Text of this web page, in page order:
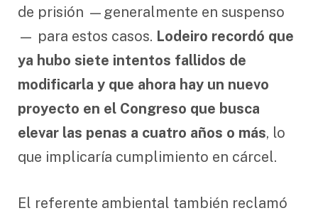
de prisión —generalmente en suspenso
— para estos casos. Lodeiro recordó que
ya hubo siete intentos fallidos de
modificarla y que ahora hay un nuevo
proyecto en el Congreso que busca
elevar las penas a cuatro años o más, lo
que implicaría cumplimiento en cárcel.
El referente ambiental también reclamó